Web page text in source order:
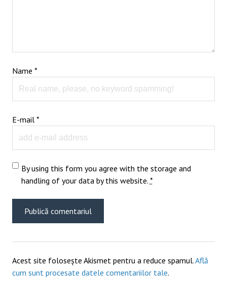
Name *
E-mail *
By using this form you agree with the storage and
handling of your data by this website. *
Acest site folosește Akismet pentru a reduce spamul.Află
cum sunt procesate datele comentariilor tale.